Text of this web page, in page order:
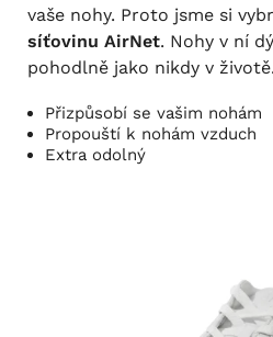
vaše nohy. Proto jsme si
síťovinu AirNet. Nohy v ní
pohodlně jako nikdy v životě.
Přizpůsobí se vašim nohám
Propouští k nohám vzduch
Extra odolný